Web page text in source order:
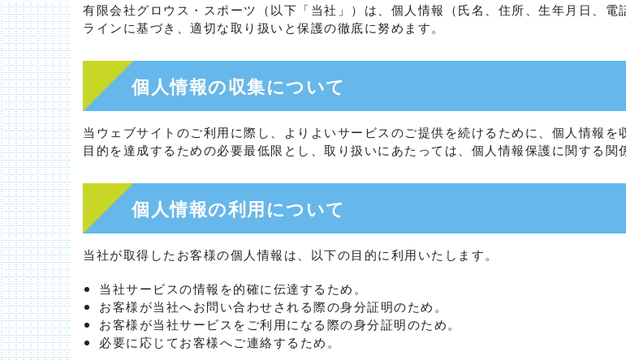
有限会社グロウス・スポーツ（以下「当社」）は、個人情報（氏名、住所、生年月日、
ラインに基づき、適切な取り扱いと保護の徹底に努めます。
個人情報の収集について
当ウェブサイトのご利用に際し、よりよいサービスのご提供を続けるために、個人情報
目的を達成するための必要最低限とし、取り扱いにあたっては、個人情報保護に関する関
個人情報の利用について
当社が取得したお客様の個人情報は、以下の目的に利用いたします。
当社サービスの情報を的確に伝達するため。
お客様が当社へお問い合わせされる際の身分証明のため。
お客様が当社サービスをご利用になる際の身分証明のため。
必要に応じてお客様へご連絡するため。